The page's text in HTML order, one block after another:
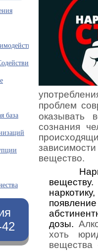
база
проблем
оказывать
сознания
вещество.
дозы.
хоть
вещества